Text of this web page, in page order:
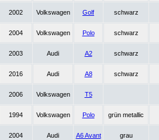
2002 Volkswagen Golf schwarz
2004 Volkswagen Polo schwarz
2003 Audi A2 schwarz
2016 Audi A8 schwarz
2006 Volkswagen T5
1994 Volkswagen Polo grün metallic
2004 Audi A6 Avant grau